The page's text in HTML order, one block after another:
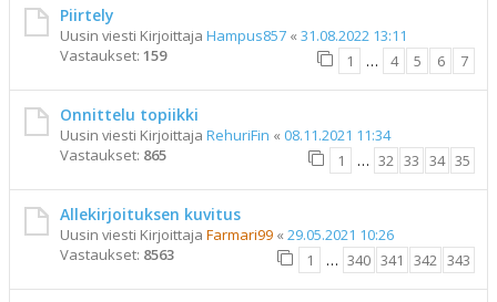
Piirtely
Uusin viesti Kirjoittaja Hampus857 « 31.08.2022 13:11
Vastaukset: 159 1 … 4 5 6 7
Onnittelu topiikki
Uusin viesti Kirjoittaja RehuriFin « 08.11.2021 11:34
Vastaukset: 865 1 … 32 33 34 35
Allekirjoituksen kuvitus
Uusin viesti Kirjoittaja Farmari99 « 29.05.2021 10:26
Vastaukset: 8563 1 … 340 341 342 343